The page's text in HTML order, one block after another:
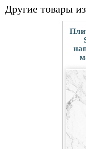
Другие товары